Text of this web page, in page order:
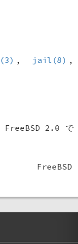
, jail(8) ,
FreeBSD 2.0
で
FreeBSD